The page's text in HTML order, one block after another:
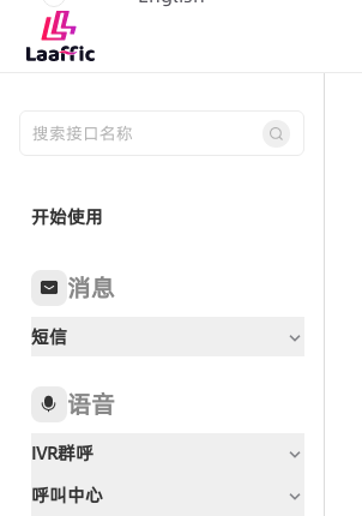
开始使用
消息
短信
语音
IVR群呼
文档指引
呼叫中心